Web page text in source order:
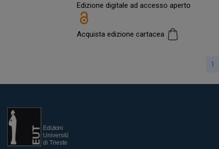
Edizione digitale ad accesso aperto
Acquista edizione cartacea
1